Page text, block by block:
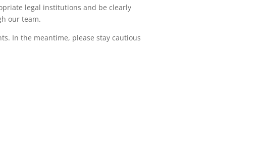
legal institutions and be clearly
our team.
In the meantime, please stay cautious